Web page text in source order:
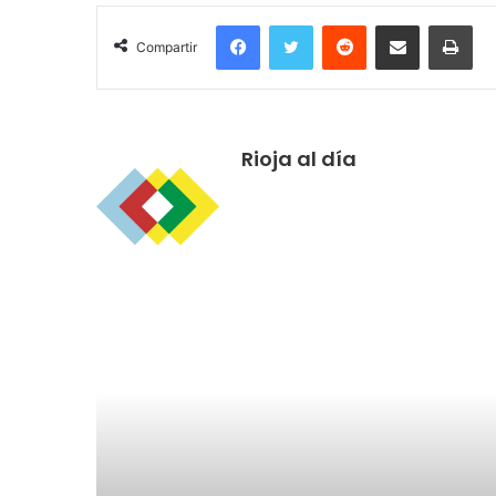
Compartir
Rioja al día